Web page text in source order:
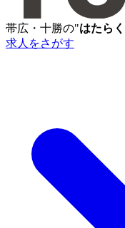
帯広・十勝の"はたらく
求人をさがす